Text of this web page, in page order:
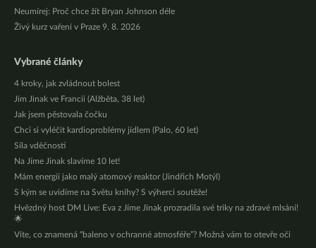
Neumírej: Proč chce žít Bryan Johnson déle
Živý kurz vaření v Praze 9. 8. 2026
Vybrané články
4 kroky, jak zvládnout bolest
Jím Jinak ve Francii (Alžběta, 38 let)
Jak jsem pěstovala čočku
Chci si vyléčit kardioproblémy jídlem (Palo, 60 let)
Síla vděčnosti
Na Jíme Jinak slavíme 10 let!
Mám energii jako malý atomový reaktor (Jindřich Motýl)
S kým se uvidíme na Světu knihy? S výherci soutěže!
Hvězdný host DM Live: Eva z Jíme Jinak prozradila své triky na zdravé mlsání!
🌟
Víte, co znamená “baleno v ochranné atmosféře”? Možná vám to otevře oči